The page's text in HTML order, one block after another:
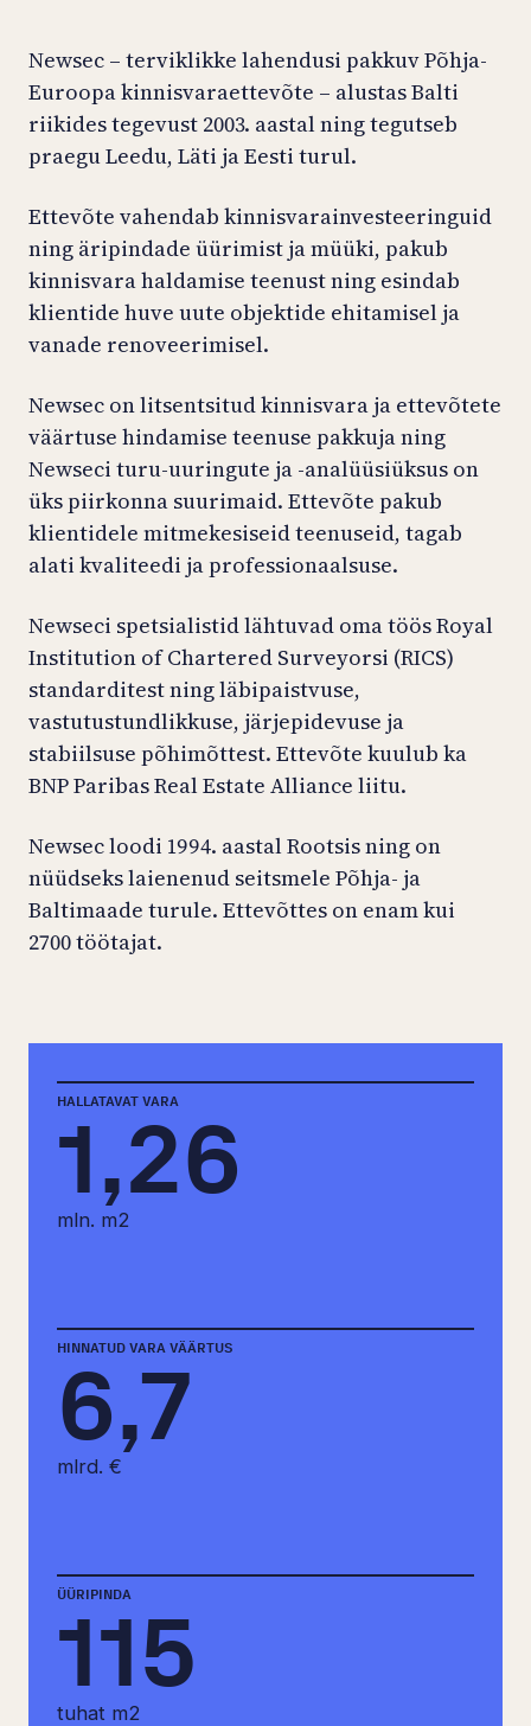
Newsec – terviklikke lahendusi pakkuv Põhja-
Euroopa kinnisvaraettevõte – alustas Balti
riikides tegevust 2003. aastal ning tegutseb
praegu Leedu, Läti ja Eesti turul.
Ettevõte vahendab kinnisvarainvesteeringuid
ning äripindade üürimist ja müüki, pakub
kinnisvara haldamise teenust ning esindab
klientide huve uute objektide ehitamisel ja
vanade renoveerimisel.
Newsec on litsentsitud kinnisvara ja ettevõtete
väärtuse hindamise teenuse pakkuja ning
Newseci turu-uuringute ja -analüüsiüksus on
üks piirkonna suurimaid. Ettevõte pakub
klientidele mitmekesiseid teenuseid, tagab
alati kvaliteedi ja professionaalsuse.
Newseci spetsialistid lähtuvad oma töös Royal
Institution of Chartered Surveyorsi (RICS)
standarditest ning läbipaistvuse,
vastutustundlikkuse, järjepidevuse ja
stabiilsuse põhimõttest. Ettevõte kuulub ka
BNP Paribas Real Estate Alliance liitu.
Newsec loodi 1994. aastal Rootsis ning on
nüüdseks laienenud seitsmele Põhja- ja
Baltimaade turule. Ettevõttes on enam kui
2700 töötajat.
HALLATAVAT VARA
1,26
mln. m2
HINNATUD VARA VÄÄRTUS
6,7
mlrd. €
ÜÜRIPINDA
115
tuhat m2